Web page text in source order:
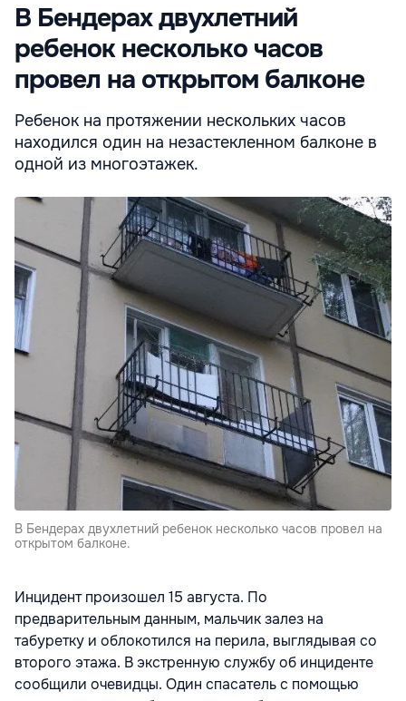
В Бендерах двухлетний
ребенок несколько часов
провел на открытом балконе
Ребенок на протяжении нескольких часов
находился один на незастекленном балконе в
одной из многоэтажек.
В Бендерах двухлетний ребенок несколько часов провел на
открытом балконе.
Инцидент произошел 15 августа. По
предварительным данным, мальчик залез на
табуретку и облокотился на перила, выглядывая со
второго этажа. В экстренную службу об инциденте
сообщили очевидцы. Один спасатель с помощью